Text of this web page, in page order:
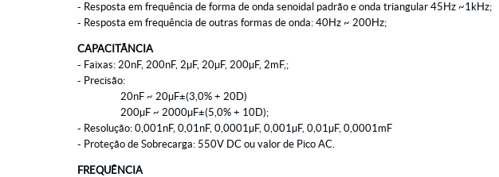
- Resposta em frequência de forma de onda senoidal padrão e onda triangular 45Hz ~1kHz;
- Resposta em frequência de outras formas de onda: 40Hz ~ 200Hz;
CAPACITÂNCIA
- Faixas: 20nF, 200nF, 2µF, 20µF, 200µF, 2mF,;
- Precisão:
20nF ~ 20µF±(3,0% + 20D)
200µF ~ 2000µF±(5,0% + 10D);
- Resolução: 0,001nF, 0,01nF, 0,0001µF, 0,001µF, 0,01µF, 0,0001mF
- Proteção de Sobrecarga: 550V DC ou valor de Pico AC.
FREQUÊNCIA